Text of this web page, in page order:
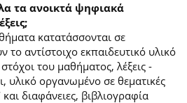
τα ανοικτά ψηφιακά
κατατάσσονται σε
το αντίστοιχο εκπαιδευτικό υλικό
του μαθήματος, λέξεις -
υλικό οργανωμένο σε θεματικές
διαφάνειες, βιβλιογραφία